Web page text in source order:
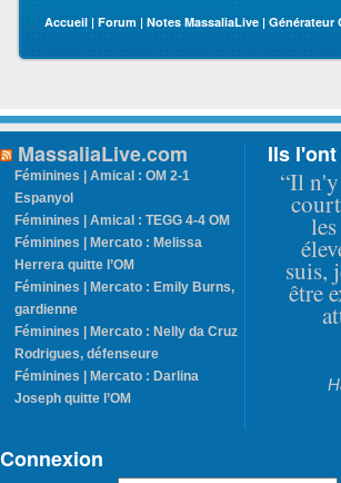
Accueil | Forum | Notes MassaliaLive | Générateur
MassaliaLive.com
Féminines | Amical : OM 2-1
Espanyol
Féminines | Amical : TEGG 4-4 OM
Féminines | Mercato : Melissa
Herrera quitte l’OM
Féminines | Mercato : Emily Burns,
gardienne
Féminines | Mercato : Nelly da Cruz
Rodrigues, défenseure
Féminines | Mercato : Darlina
Joseph quitte l’OM
Ils
“Il
suis,
être
Connexion